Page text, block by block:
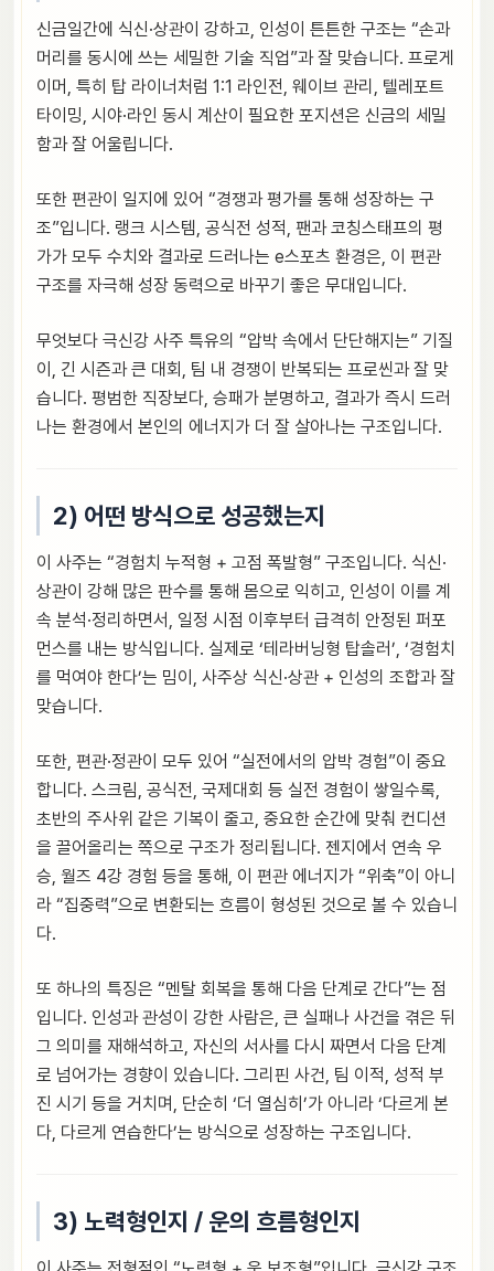
신금일간에 식신·상관이 강하고, 인성이 튼튼한 구조는 “손과
머리를 동시에 쓰는 세밀한 기술 직업”과 잘 맞습니다. 프로게
이머, 특히 탑 라이너처럼 1:1 라인전, 웨이브 관리, 텔레포트
타이밍, 시야·라인 동시 계산이 필요한 포지션은 신금의 세밀
함과 잘 어울립니다.
또한 편관이 일지에 있어 “경쟁과 평가를 통해 성장하는 구
조”입니다. 랭크 시스템, 공식전 성적, 팬과 코칭스태프의 평
가가 모두 수치와 결과로 드러나는 e스포츠 환경은, 이 편관
구조를 자극해 성장 동력으로 바꾸기 좋은 무대입니다.
무엇보다 극신강 사주 특유의 “압박 속에서 단단해지는” 기질
이, 긴 시즌과 큰 대회, 팀 내 경쟁이 반복되는 프로씬과 잘 맞
습니다. 평범한 직장보다, 승패가 분명하고, 결과가 즉시 드러
나는 환경에서 본인의 에너지가 더 잘 살아나는 구조입니다.
2) 어떤 방식으로 성공했는지
이 사주는 “경험치 누적형 + 고점 폭발형” 구조입니다. 식신·
상관이 강해 많은 판수를 통해 몸으로 익히고, 인성이 이를 계
속 분석·정리하면서, 일정 시점 이후부터 급격히 안정된 퍼포
먼스를 내는 방식입니다. 실제로 ‘테라버닝형 탑솔러’, ‘경험치
를 먹여야 한다’는 밈이, 사주상 식신·상관 + 인성의 조합과 잘
맞습니다.
또한, 편관·정관이 모두 있어 “실전에서의 압박 경험”이 중요
합니다. 스크림, 공식전, 국제대회 등 실전 경험이 쌓일수록,
초반의 주사위 같은 기복이 줄고, 중요한 순간에 맞춰 컨디션
을 끌어올리는 쪽으로 구조가 정리됩니다. 젠지에서 연속 우
승, 월즈 4강 경험 등을 통해, 이 편관 에너지가 “위축”이 아니
라 “집중력”으로 변환되는 흐름이 형성된 것으로 볼 수 있습니
다.
또 하나의 특징은 “멘탈 회복을 통해 다음 단계로 간다”는 점
입니다. 인성과 관성이 강한 사람은, 큰 실패나 사건을 겪은 뒤
그 의미를 재해석하고, 자신의 서사를 다시 짜면서 다음 단계
로 넘어가는 경향이 있습니다. 그리핀 사건, 팀 이적, 성적 부
진 시기 등을 거치며, 단순히 ‘더 열심히’가 아니라 ‘다르게 본
다, 다르게 연습한다’는 방식으로 성장하는 구조입니다.
3) 노력형인지 / 운의 흐름형인지